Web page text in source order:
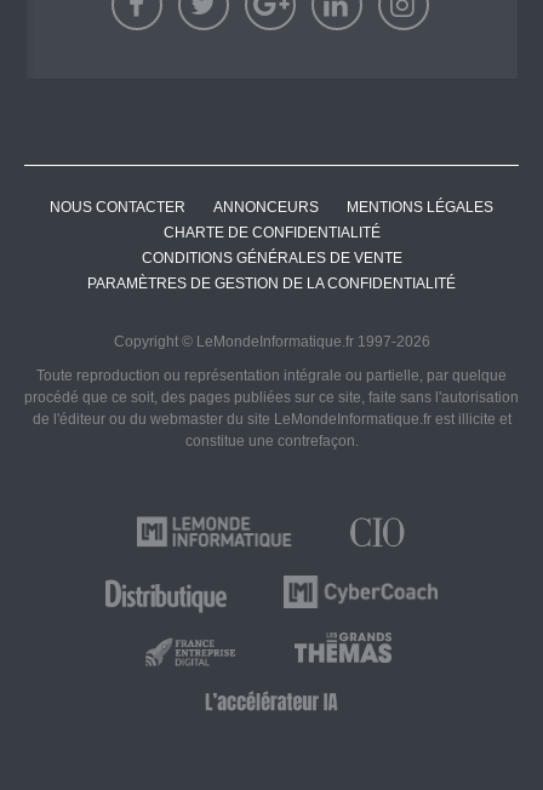
NOUS CONTACTER ANNONCEURS
MENTIONS LÉGALES
CHARTE DE CONFIDENTIALITÉ
CONDITIONS GÉNÉRALES DE VENTE
PARAMÈTRES DE GESTION DE LA CONFIDENTIALITÉ
Copyright © LeMondeInformatique.fr 1997-2026
Toute reproduction ou représentation intégrale ou partielle, par quelque
procédé que ce soit, des pages publiées sur ce site, faite sans l'autorisation
de l'éditeur ou du webmaster du site LeMondeInformatique.fr est illicite et
constitue une contrefaçon.